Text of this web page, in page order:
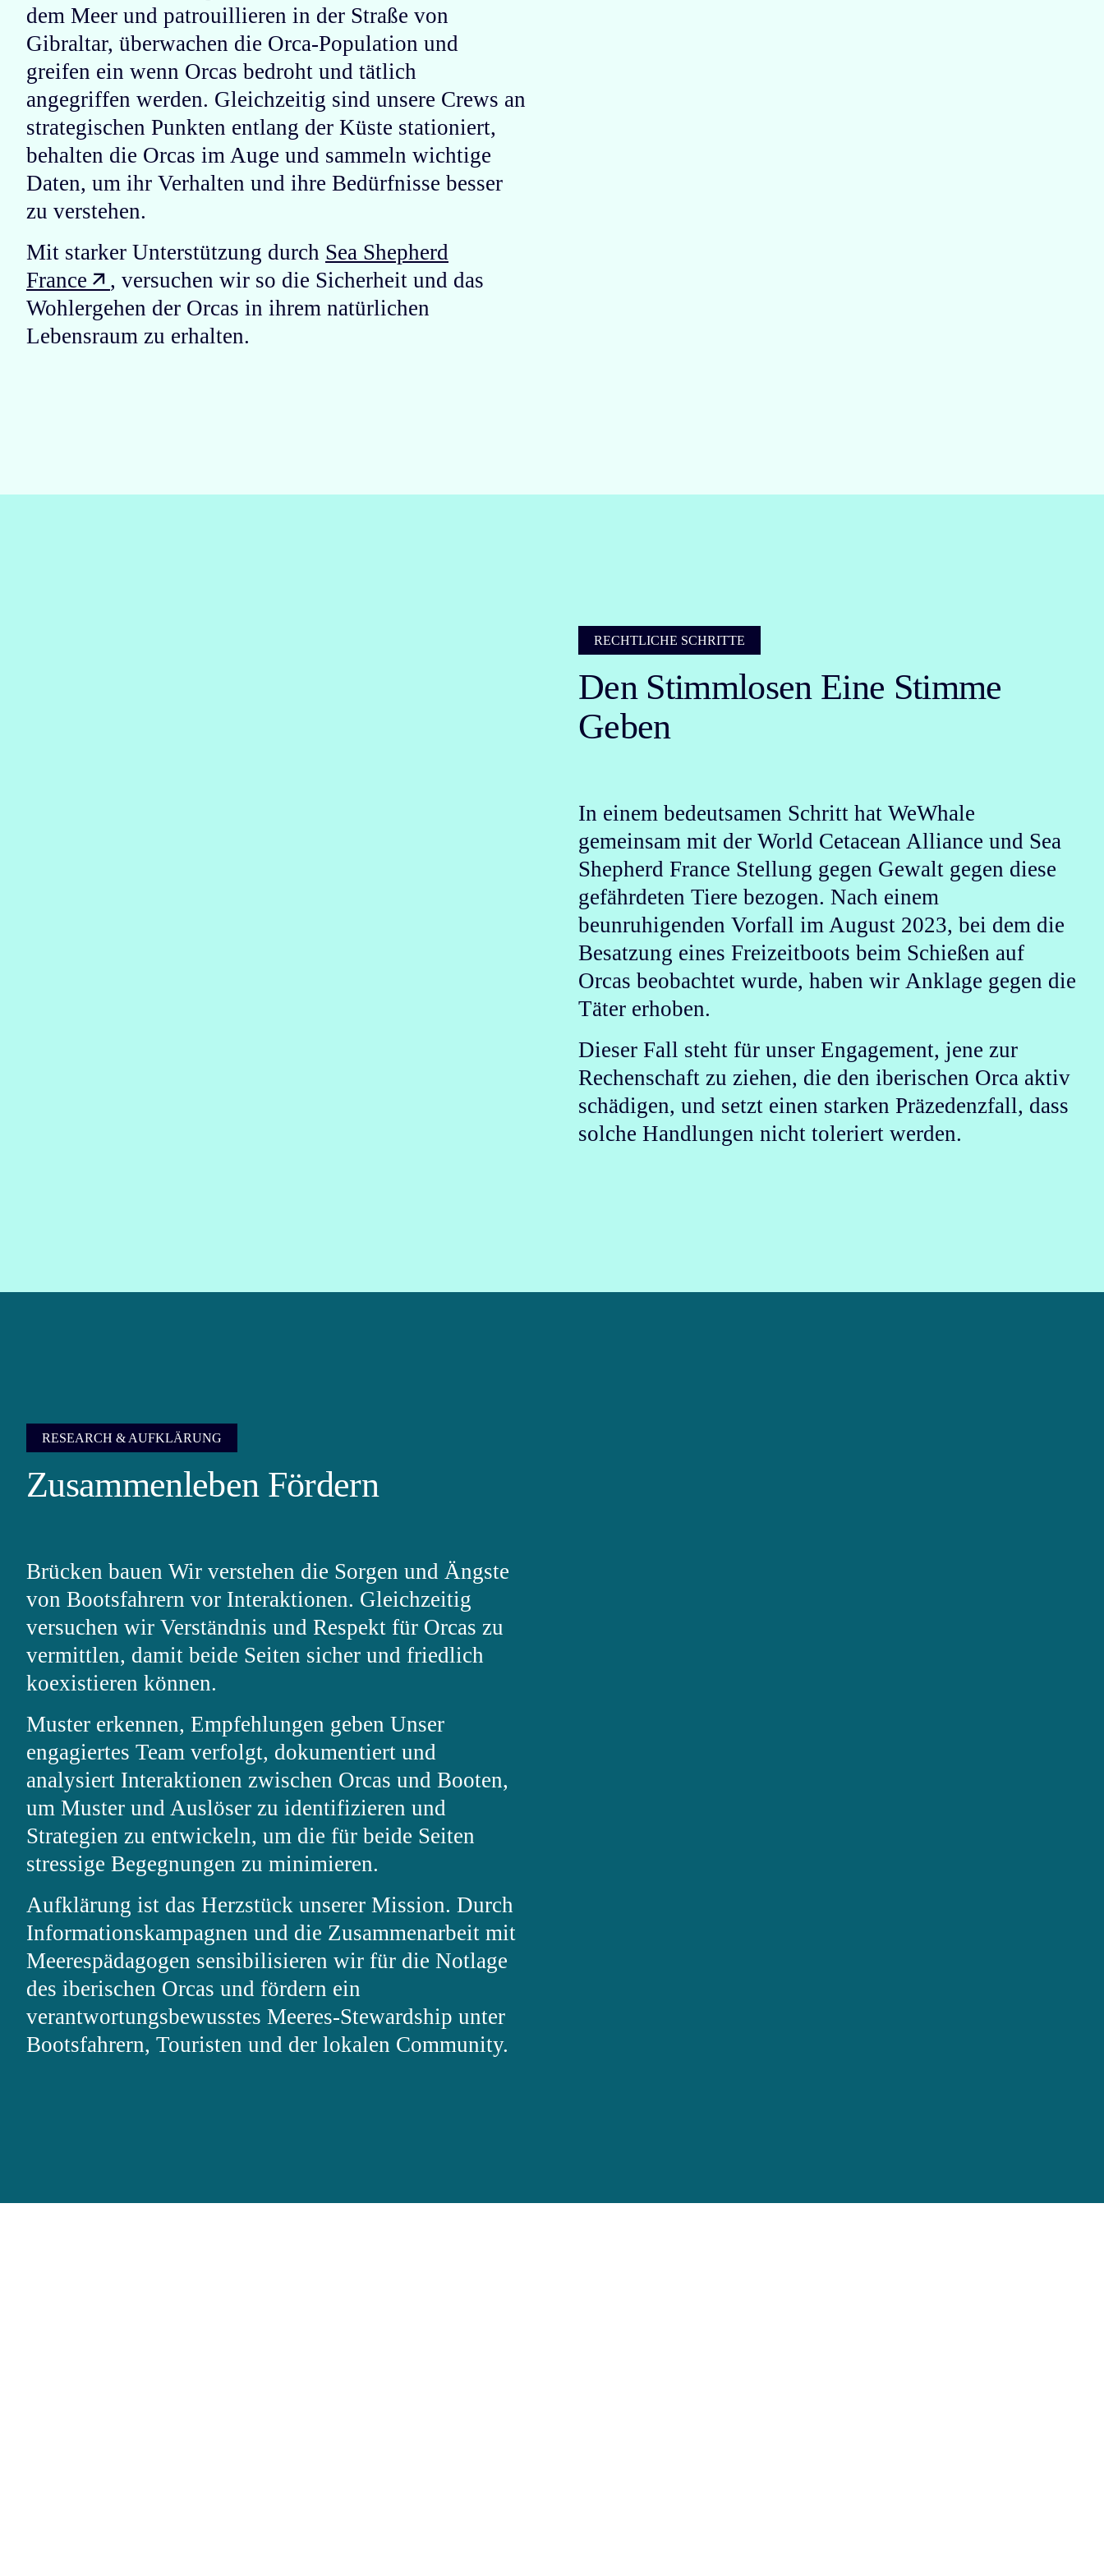
dem Meer und patrouillieren in der Straße von
Gibraltar, überwachen die Orca-Population und
greifen ein wenn Orcas bedroht und tätlich
angegriffen werden. Gleichzeitig sind unsere Crews an
strategischen Punkten entlang der Küste stationiert,
behalten die Orcas im Auge und sammeln wichtige
Daten, um ihr Verhalten und ihre Bedürfnisse besser
zu verstehen.
Mit starker Unterstützung durch Sea Shepherd
France
, versuchen wir so die Sicherheit und das
Wohlergehen der Orcas in ihrem natürlichen
Lebensraum zu erhalten.
RECHTLICHE SCHRITTE
Den Stimmlosen Eine Stimme
Geben
In einem bedeutsamen Schritt hat WeWhale
gemeinsam mit der World Cetacean Alliance und Sea
Shepherd France Stellung gegen Gewalt gegen diese
gefährdeten Tiere bezogen. Nach einem
beunruhigenden Vorfall im August 2023, bei dem die
Besatzung eines Freizeitboots beim Schießen auf
Orcas beobachtet wurde, haben wir Anklage gegen die
Täter erhoben.
Dieser Fall steht für unser Engagement, jene zur
Rechenschaft zu ziehen, die den iberischen Orca aktiv
schädigen, und setzt einen starken Präzedenzfall, dass
solche Handlungen nicht toleriert werden.
RESEARCH & AUFKLÄRUNG
Zusammenleben Fördern
Brücken bauen Wir verstehen die Sorgen und Ängste
von Bootsfahrern vor Interaktionen. Gleichzeitig
versuchen wir Verständnis und Respekt für Orcas zu
vermittlen, damit beide Seiten sicher und friedlich
koexistieren können.
Muster erkennen, Empfehlungen geben Unser
engagiertes Team verfolgt, dokumentiert und
analysiert Interaktionen zwischen Orcas und Booten,
um Muster und Auslöser zu identifizieren und
Strategien zu entwickeln, um die für beide Seiten
stressige Begegnungen zu minimieren.
Aufklärung ist das Herzstück unserer Mission. Durch
Informationskampagnen und die Zusammenarbeit mit
Meerespädagogen sensibilisieren wir für die Notlage
des iberischen Orcas und fördern ein
verantwortungsbewusstes Meeres-Stewardship unter
Bootsfahrern, Touristen und der lokalen Community.